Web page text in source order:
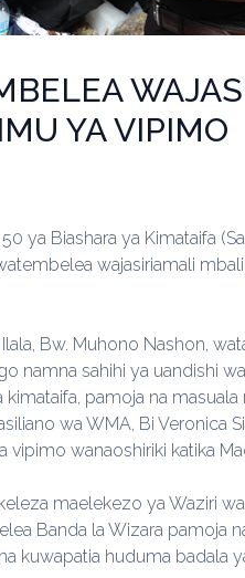
YA VIPIMO
ya Biashara ya Kimataifa
wajasiriamali
Bw. Muhono Nashon,
namna sahihi ya uandishi
pamoja na
wa WMA, Bi Veronica
wanaoshiriki katika
maelekezo ya Waziri
Banda la Wizara pamoja
kuwapatia huduma badala